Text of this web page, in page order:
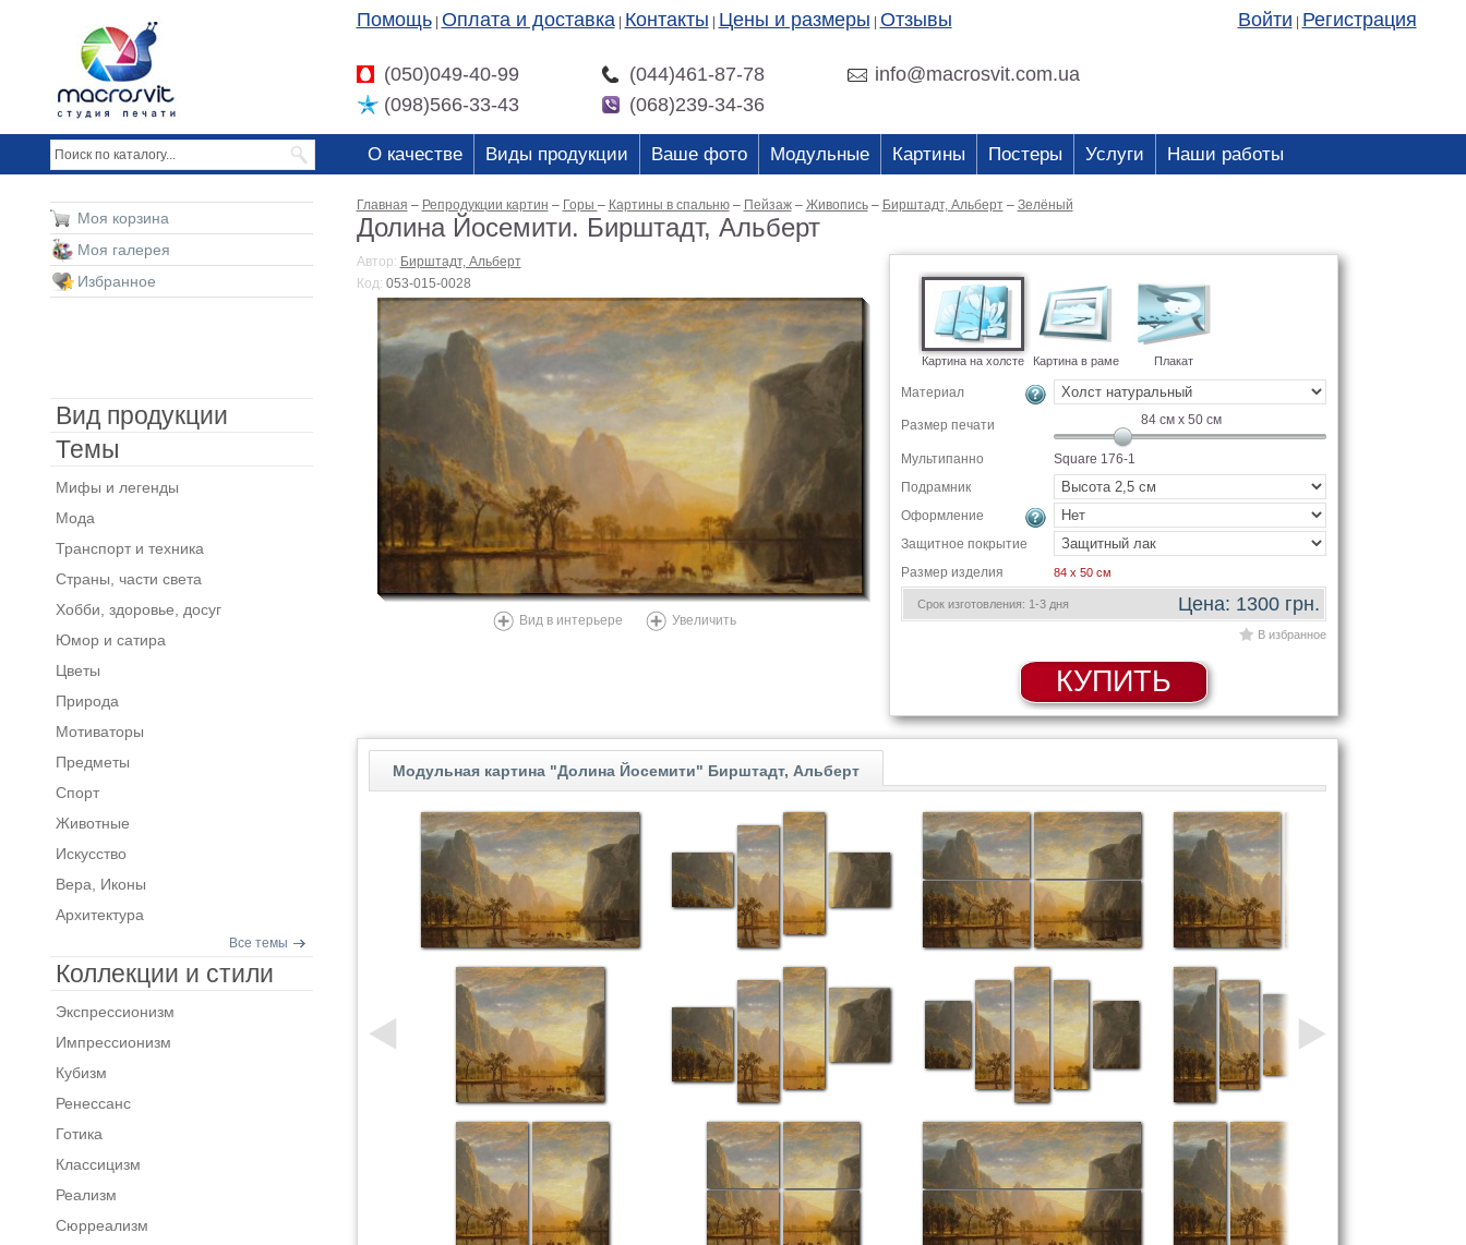
Помощь Оплата и доставка Контакты Цены и размеры Отзывы Войти Регистрация
(050)049-40-99 (044)461-87-78
info@macrosvit.com.ua
(098)566-33-43
(068)239-34-36
О качестве Виды продукции Ваше фото Модульные Картины Постеры Услуги Наши работы
Главная – Репродукции картин – Горы – Картины в спальню – Пейзаж – Живопись – Бирштадт, Альберт – Зелёный
Долина Йосемити. Бирштадт, Альберт
Автор: Бирштадт, Альберт
Код: 053-015-0028
Вид в интерьере Увеличить
Картина на холсте Картина в раме Плакат
Материал
Размер печати 84см x 50см
Мультипанно
Square 176-1
Подрамник
Оформление
Защитное покрытие
Размер изделия
84 x 50 см
Срок изготовления: 1-3 дня Цена: 1300 грн.
В избранное
КУПИТЬ
Модульная картина "Долина Йосемити" Бирштадт, Альберт
Моя корзина
Моя галерея
Избранное
Вид продукции
Темы
Мифы и легенды
Мода
Транспорт и техника
Страны, части света
Хобби, здоровье, досуг
Юмор и сатира
Цветы
Природа
Мотиваторы
Предметы
Спорт
Животные
Искусство
Вера, Иконы
Архитектура
Все темы
Коллекции и стили
Экспрессионизм
Импрессионизм
Кубизм
Ренессанс
Готика
Классицизм
Реализм
Сюрреализм